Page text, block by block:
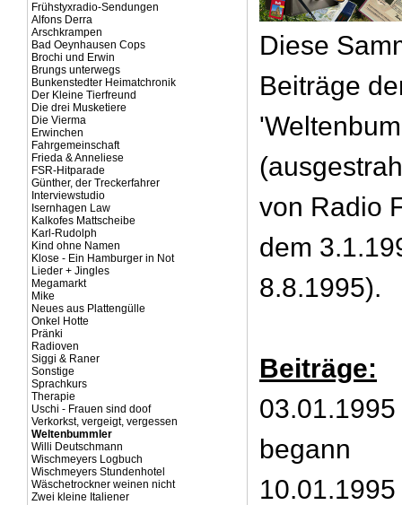
Frühstyxradio-Sendungen
Alfons Derra
Arschkrampen
Bad Oeynhausen Cops
Brochi und Erwin
Brungs unterwegs
Bunkenstedter Heimatchronik
Der Kleine Tierfreund
Die drei Musketiere
Die Vierma
Erwinchen
Fahrgemeinschaft
Frieda & Anneliese
FSR-Hitparade
Günther, der Treckerfahrer
Interviewstudio
Isernhagen Law
Kalkofes Mattscheibe
Karl-Rudolph
Kind ohne Namen
Klose - Ein Hamburger in Not
Lieder + Jingles
Megamarkt
Mike
Neues aus Plattengülle
Onkel Hotte
Pränki
Radioven
Siggi & Raner
Sonstige
Sprachkurs
Therapie
Uschi - Frauen sind doof
Verkorkst, vergeigt, vergessen
Weltenbummler
Willi Deutschmann
Wischmeyers Logbuch
Wischmeyers Stundenhotel
Wäschetrockner weinen nicht
Zwei kleine Italiener
Diese
Beiträge
von Radio
dem
8.8.1995).
Beiträge:
begann